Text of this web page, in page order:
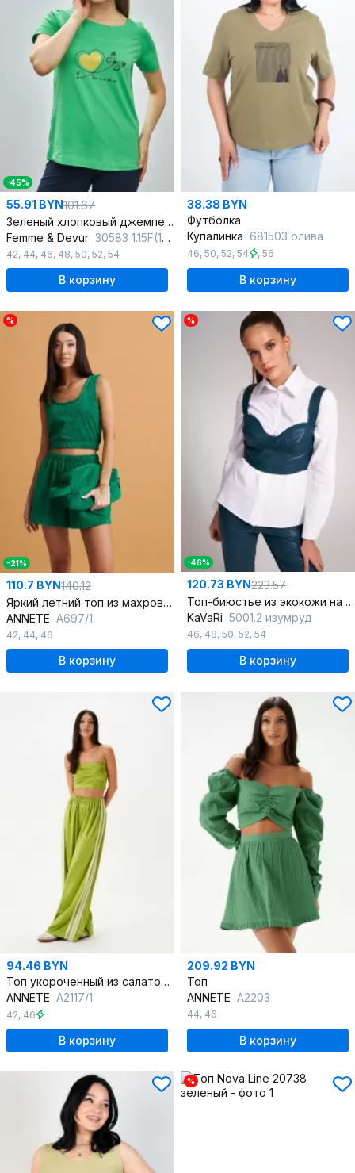
-45%
55.91 BYN101.67
Зеленый хлопковый джемпер с принтом и регланом
Femme & Devur 30583 1.15F(170)
42, 44, 46, 48, 50, 52, 54
В корзину
38.38 BYN
Футболка
Купалинка 681503 олива
46, 50, 52, 54 , 56
В корзину
%
-21%
110.7 BYN140.12
Яркий летний топ из махровой ткани с резинкой
ANNETE A697/1
42, 44, 46
В корзину
%
-46%
120.73 BYN223.57
Топ-биюстье из экокожи на широких бретелях
KaVaRi 5001.2 изумруд
46, 48, 50, 52, 54
В корзину
94.46 BYN
Топ укороченный из салатового трикотажа с резинкой
ANNETE A2117/1
42, 46
В корзину
209.92 BYN
Топ
ANNETE A2203
44, 46
В корзину
%